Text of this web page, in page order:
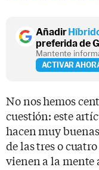
Añadir
preferida de
Mantente
ACTIVAR
No nos hemos
cuestión: este
hacen muy
de las tres o
vienen a la mente